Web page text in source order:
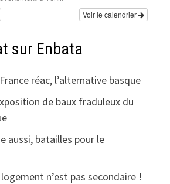
Voir le calendrier
sur Enbata
réac, l’alternative basque
de baux fraduleux du
aussi, batailles pour le
n’est pas secondaire !